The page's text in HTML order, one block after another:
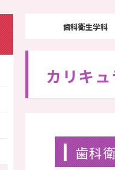
学園紹介
歯科衛生学科
カリキュ
歯科